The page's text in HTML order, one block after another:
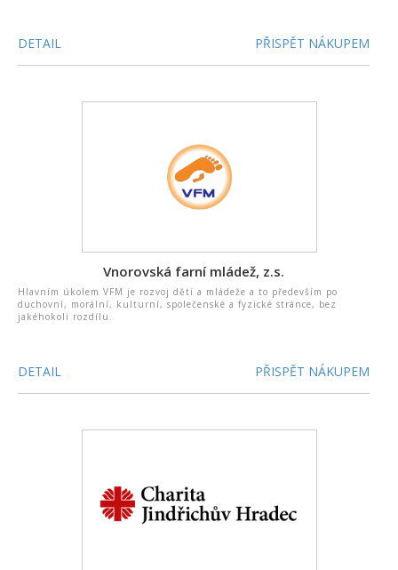
DETAIL PŘISPĚT NÁKUPEM
Vnorovská farní mládež, z.s.
Hlavním úkolem VFM je rozvoj dětí a mládeže a to především po
duchovní, morální, kulturní, společenské a fyzické stránce, bez
jakéhokoli rozdílu.
DETAIL PŘISPĚT NÁKUPEM